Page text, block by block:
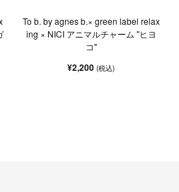
To b. by agnes b.× green label relax
ing × NICI アニマルチャーム "ヒヨ
コ"
¥2,200(税込)